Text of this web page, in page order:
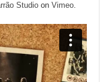
Studio onVimeo.